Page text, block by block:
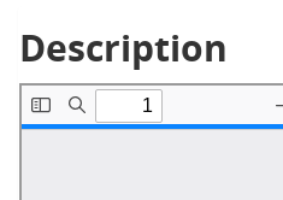
Description